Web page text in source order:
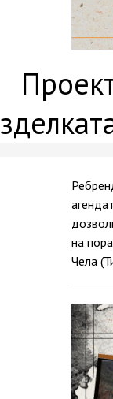
на
Чела